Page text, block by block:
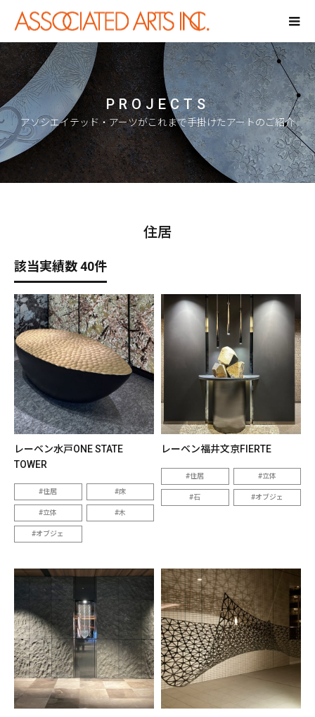
PROJECTS
アソシエイテッド・アーツがこれまで手掛けたアートのご紹介
住居
該当実績数 40件
レーベン水戸ONE STATE
TOWER
住居 床
立体 木
オブジェ
レーベン福井文京FIERTE
住居 立体
石 オブジェ